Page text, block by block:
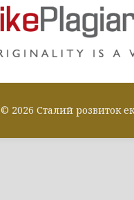
© 2026 Сталий розвиток